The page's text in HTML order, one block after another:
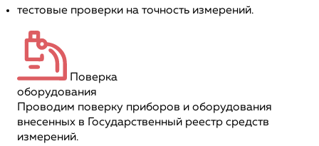
тестовые проверки на точность измерений.
Поверка
оборудования
Проводим поверку приборов и оборудования
внесенных в Государственный реестр средств
измерений.